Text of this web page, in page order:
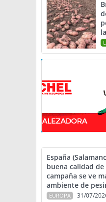
España
buena calidad
campaña se ve
ambiente de
EUROPA 31/07/